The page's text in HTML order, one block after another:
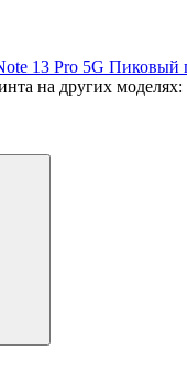
на других моделях: